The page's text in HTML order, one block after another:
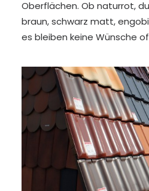
Oberflächen. Ob naturrot,
braun, schwarz matt,
es bleiben keine Wünsche